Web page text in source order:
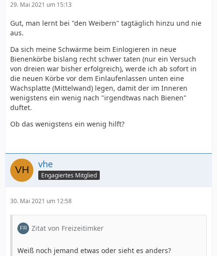
29. Mai 2021 um 15:13
Gut, man lernt bei "den Weibern" tagtäglich hinzu und nie
aus.
Da sich meine Schwärme beim Einlogieren in neue
Bienenkörbe bislang recht schwer taten (nur ein Versuch
von dreien war bisher erfolgreich), werde ich ab sofort in
die neuen Körbe vor dem Einlaufenlassen unten eine
Wachsplatte (Mittelwand) legen, damit der im Inneren
wenigstens ein wenig nach "irgendtwas nach Bienen"
duftet.
Ob das wenigstens ein wenig hilft?
vhe
Engagiertes Mitglied
30. Mai 2021 um 12:58
Zitat von Freizeitimker
Weiß noch jemand etwas oder sieht es anders?